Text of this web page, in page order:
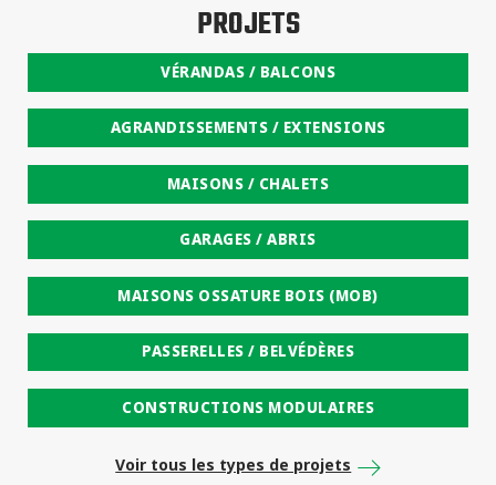
PROJETS
VÉRANDAS / BALCONS
AGRANDISSEMENTS / EXTENSIONS
MAISONS / CHALETS
GARAGES / ABRIS
MAISONS OSSATURE BOIS (MOB)
PASSERELLES / BELVÉDÈRES
CONSTRUCTIONS MODULAIRES
Voir tous les types de projets